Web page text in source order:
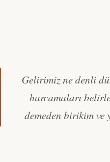
Gelirimiz ne denli
harcamaları
demeden birikim ve